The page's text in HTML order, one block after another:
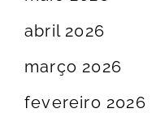
abril 2026
março 2026
fevereiro 2026